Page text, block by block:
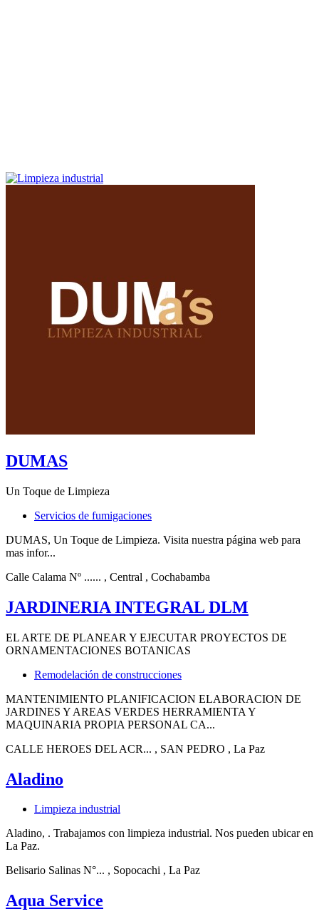
DUMAS
Un Toque de Limpieza
Servicios de fumigaciones
DUMAS, Un Toque de Limpieza. Visita nuestra página web para
mas infor...
Calle Calama Nº ...... , Central , Cochabamba
JARDINERIA INTEGRAL DLM
EL ARTE DE PLANEAR Y EJECUTAR PROYECTOS DE
ORNAMENTACIONES BOTANICAS
Remodelación de construcciones
MANTENIMIENTO PLANIFICACION ELABORACION DE
JARDINES Y AREAS VERDES HERRAMIENTA Y
MAQUINARIA PROPIA PERSONAL CA...
CALLE HEROES DEL ACR... , SAN PEDRO , La Paz
Aladino
Limpieza industrial
Aladino, . Trabajamos con limpieza industrial. Nos pueden ubicar en
La Paz.
Belisario Salinas N°... , Sopocachi , La Paz
Aqua Service